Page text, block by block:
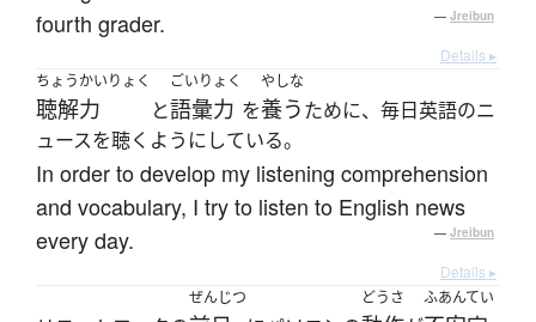
fourth grader.
— Jreibun
Details ▸
ちょうかいりょく
聴解力 と
ごいりょく
語彙力 を
やしな
養うために、毎日英語のニ
ュースを聴くようにしている。
In order to develop my listening comprehension
and vocabulary, I try to listen to English news
every day.
— Jreibun
Details ▸
ぜんじつ どうさ ふあんてい